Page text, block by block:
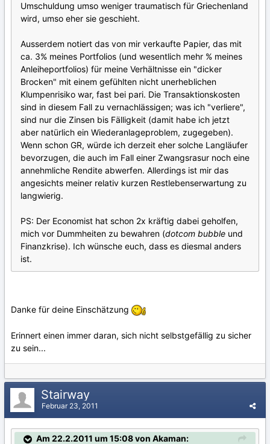
Umschuldung umso weniger traumatisch für Griechenland
wird, umso eher sie geschieht.
Ausserdem notiert das von mir verkaufte Papier, das mit
ca. 3% meines Portfolios (und wesentlich mehr % meines
Anleiheportfolios) für meine Verhältnisse ein "dicker
Brocken" mit einem gefühlten nicht unerheblichen
Klumpenrisiko war, fast bei pari. Die Transaktionskosten
sind in diesem Fall zu vernachlässigen; was ich "verliere",
sind nur die Zinsen bis Fälligkeit (damit habe ich jetzt
aber natürlich ein Wiederanlageproblem, zugegeben).
Wenn schon GR, würde ich derzeit eher solche Langläufer
bevorzugen, die auch im Fall einer Zwangsrasur noch eine
annehmliche Rendite abwerfen. Allerdings ist mir das
angesichts meiner relativ kurzen Restlebenserwartung zu
langwierig.
PS: Der Economist hat schon 2x kräftig dabei geholfen,
mich vor Dummheiten zu bewahren (dotcom bubble und
Finanzkrise). Ich wünsche euch, dass es diesmal anders
ist.
Danke für deine Einschätzung
Erinnert einen immer daran, sich nicht selbstgefällig zu sicher
zu sein...
Stairway
Februar 23, 2011
Am 22.2.2011 um 15:08 von Akaman: